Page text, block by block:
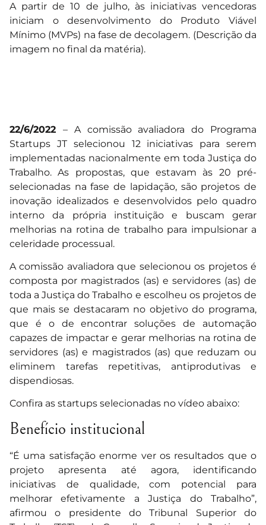
A partir de 10 de julho, às iniciativas vencedoras
iniciam o desenvolvimento do Produto Viável
Mínimo (MVPs) na fase de decolagem. (Descrição da
imagem no final da matéria).
22/6/2022 – A comissão avaliadora do Programa
Startups JT selecionou 12 iniciativas para serem
implementadas nacionalmente em toda Justiça do
Trabalho. As propostas, que estavam às 20 pré-
selecionadas na fase de lapidação, são projetos de
inovação idealizados e desenvolvidos pelo quadro
interno da própria instituição e buscam gerar
melhorias na rotina de trabalho para impulsionar a
celeridade processual.
A comissão avaliadora que selecionou os projetos é
composta por magistrados (as) e servidores (as) de
toda a Justiça do Trabalho e escolheu os projetos de
que mais se destacaram no objetivo do programa,
que é o de encontrar soluções de automação
capazes de impactar e gerar melhorias na rotina de
servidores (as) e magistrados (as) que reduzam ou
eliminem tarefas repetitivas, antiprodutivas e
dispendiosas.
Confira as startups selecionadas no vídeo abaixo:
Benefício institucional
“É uma satisfação enorme ver os resultados que o
projeto apresenta até agora, identificando
iniciativas de qualidade, com potencial para
melhorar efetivamente a Justiça do Trabalho”,
afirmou o presidente do Tribunal Superior do